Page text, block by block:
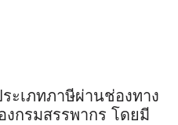
เภทภาษีผ่านช่องทาง
กรมสรรพากร โดยมี